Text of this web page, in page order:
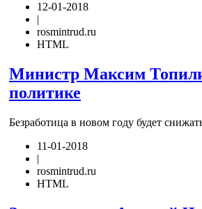
12-01-2018
|
rosmintrud.ru
HTML
Министр Максим
политике
Безработица в новом году будет
11-01-2018
|
rosmintrud.ru
HTML